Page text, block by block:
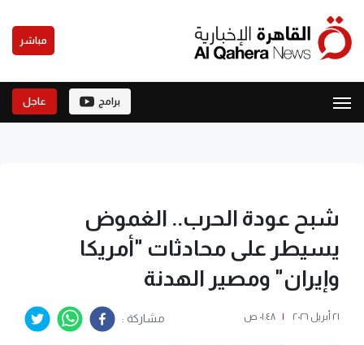
مباشر
برامج عاجل
شبح عودة الحرب.. الغموض
يسيطر على محادثات "أمريكا
وإيران" ومصير الهدنة
٢١ أبريل ٢٠٢٦ | ٠١:٤٨ ص مشاركة :